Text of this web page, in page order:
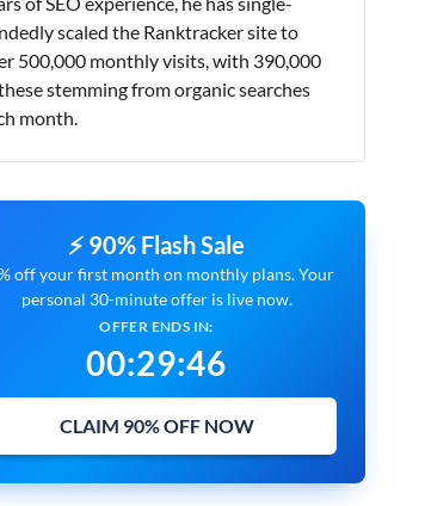
scaled the Ranktracker site to
500,000 monthly visits, with 390,000
stemming from organic searches
month.
⚡ 90% Flash Sale
off your first month on monthly plans. Your
personal 30-minute offer is live now.
OFFER ENDS IN:
00:29:45
CLAIM 90% OFF NOW